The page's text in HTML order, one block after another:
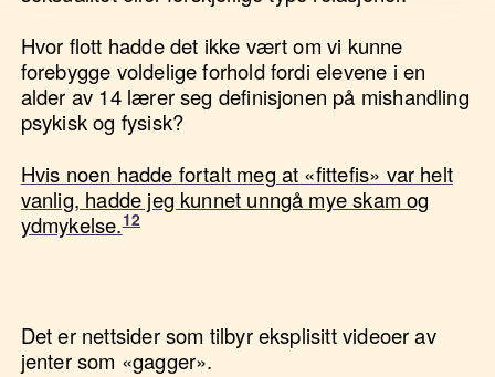
Hvor flott hadde det ikke vært om vi kunne
forebygge voldelige forhold fordi elevene i en
alder av 14 lærer seg definisjonen på mishandling
psykisk og fysisk?
Hvis noen hadde fortalt meg at «fittefis» var helt
vanlig, hadde jeg kunnet unngå mye skam og
ydmykelse.
Det er nettsider som tilbyr eksplisitt videoer av
jenter som «gagger».